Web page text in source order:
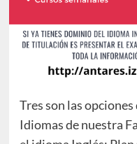
Tres son las
Idiomas de nuestra